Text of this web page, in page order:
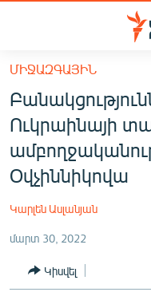
Մատչելիության
հիմնական
բովանդակությանը
Անցնել
հիմնական
մենյուին
Որոնում
ՀԱՅԱՍՏԱՆ
ՔԱՂԱՔԱԿԱՆ
ԸՆՏՐՈՒԹՅՈՒՆՆԵՐ
ՄԻՋԱԶԳԱՅԻՆ
Ուկրաինայի
Օվչիննիկովա
Կարլեն Ասլանյան
մարտ 30, 2022
Կիսվել